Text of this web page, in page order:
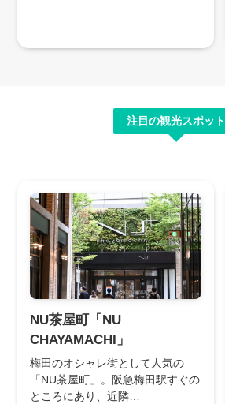
注目の観光スポット
NU茶屋町「NU
CHAYAMACHI」
梅田のオシャレ街として人気の
「NU茶屋町」。阪急梅田駅すぐの
ところにあり、近隣…